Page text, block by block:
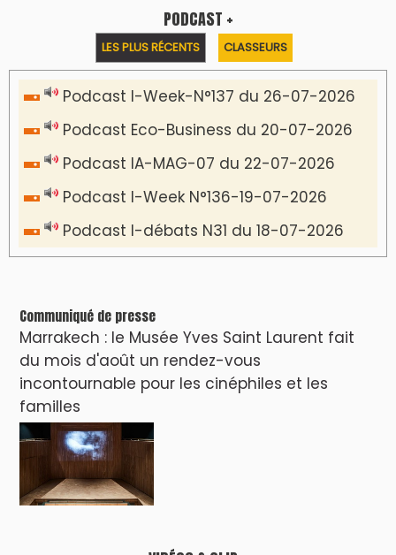
PODCAST +
LES PLUS RÉCENTS CLASSEURS
Podcast I-Week-N°137 du 26-07-2026
Podcast Eco-Business du 20-07-2026
Podcast IA-MAG-07 du 22-07-2026
Podcast I-Week N°136-19-07-2026
Podcast I-débats N31 du 18-07-2026
Communiqué de presse
Marrakech : le Musée Yves Saint Laurent fait
du mois d'août un rendez-vous
incontournable pour les cinéphiles et les
familles